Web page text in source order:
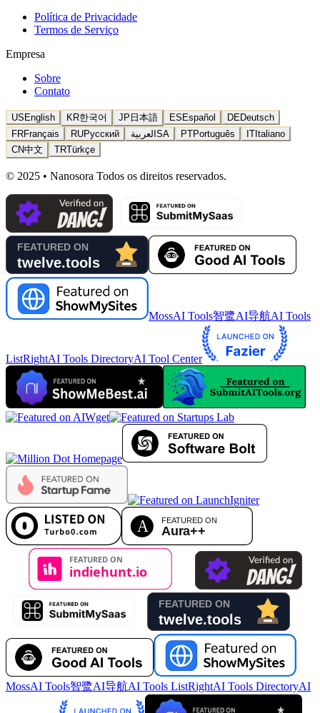
Política de Privacidade
Termos de Serviço
Empresa
Sobre
Contato
US English KR한국어 JP 日本語 ES Español DEDeutsch
FRFrançais RUРусский SA العربية PTPortuguês IT Italiano
CN中文 TRTürkçe
© 2025 • Nanosora Todos os direitos reservados.
MossAI Tools智鹭AI导航AI Tools
ListRightAI Tools DirectoryAI Tool Center
MossAI Tools智鹭AI导航AI Tools ListRightAI Tools DirectoryAI